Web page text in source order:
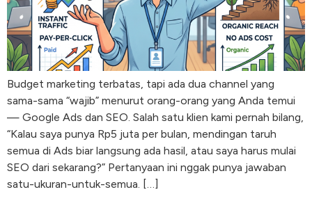
Budget marketing terbatas, tapi ada dua channel yang
sama-sama “wajib” menurut orang-orang yang Anda temui
— Google Ads dan SEO. Salah satu klien kami pernah bilang,
“Kalau saya punya Rp5 juta per bulan, mendingan taruh
semua di Ads biar langsung ada hasil, atau saya harus mulai
SEO dari sekarang?” Pertanyaan ini nggak punya jawaban
satu-ukuran-untuk-semua. […]